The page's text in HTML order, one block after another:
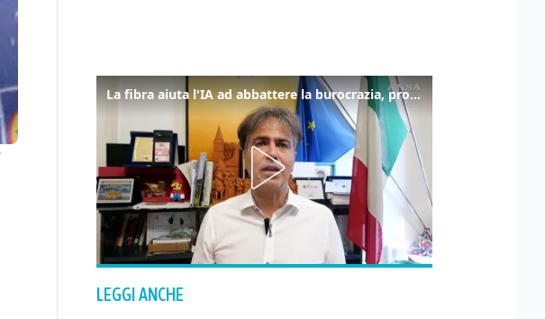
La fibra aiuta l'IA ad abbattere la burocrazia, progetto pilota in Veneto
LEGGI ANCHE